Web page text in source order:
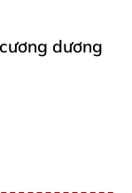
dương